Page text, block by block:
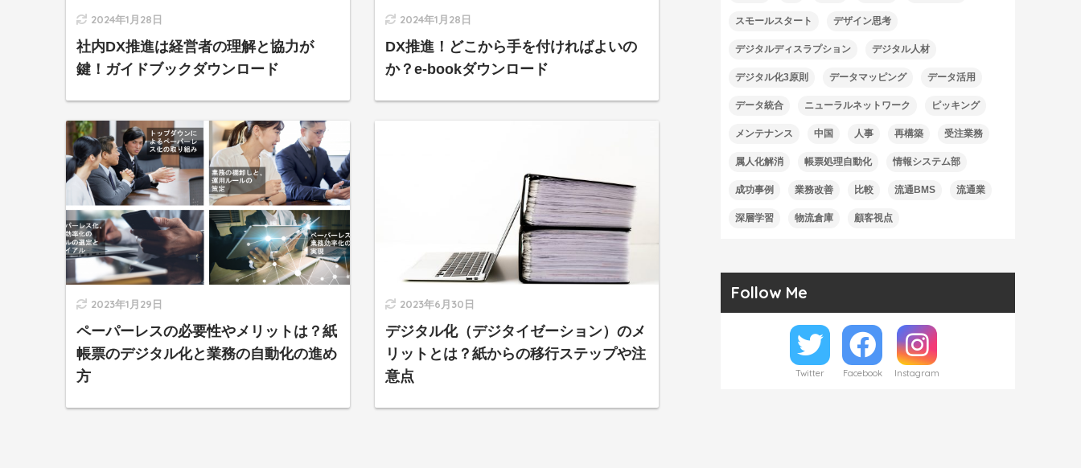
2024年1月28日
社内DX推進は経営者の理解と協力が
鍵！ガイドブックダウンロード
2024年1月28日
DX推進！どこから手を付ければよいの
か？e-bookダウンロード
2023年1月29日
ペーパーレスの必要性やメリットは？紙
帳票のデジタル化と業務の自動化の進め
方
2023年6月30日
デジタル化（デジタイゼーション）のメ
リットとは？紙からの移行ステップや注
意点
スモールスタート デザイン思考
デジタルディスラプション デジタル人材
デジタル化3原則 データマッピング データ活用
データ統合 ニューラルネットワーク ピッキング
メンテナンス 中国 人事 再構築 受注業務
属人化解消 帳票処理自動化 情報システム部
成功事例 業務改善 比較 流通BMS 流通業
深層学習 物流倉庫 顧客視点
Follow Me
Twitter Facebook Instagram